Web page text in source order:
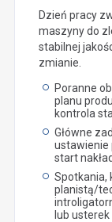
Dzień pracy
maszyny do
stabilnej
zmianie.
Poranne
planu
kontrola
Główne
ustawienie
start
Spotkania,
planistą/
lub usterek